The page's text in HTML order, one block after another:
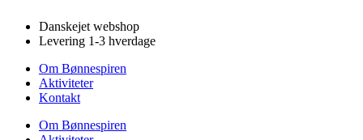
indhold
Danskejet webshop
Levering 1-3 hverdage
Om Bønnespiren
Aktiviteter
Kontakt
Om Bønnespiren